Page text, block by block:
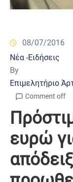
08/07/2016
Νέα -Ειδήσεις
By
Επιμελητήριο
Comment off
ευρώ